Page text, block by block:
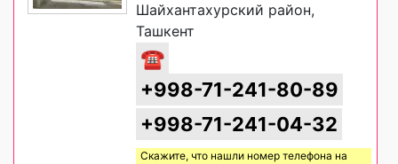
Шайхантахурский район,
Ташкент
☎
+998-71-241-80-89
+998-71-241-04-32
Скажите, что нашли номер телефона на